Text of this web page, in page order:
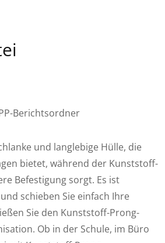
Berichtsordner
und langlebige Hülle, die
bietet, während der Kunststoff-
Befestigung sorgt. Es ist
schieben Sie einfach Ihre
Sie den Kunststoff-Prong-
Ob in der Schule, im Büro